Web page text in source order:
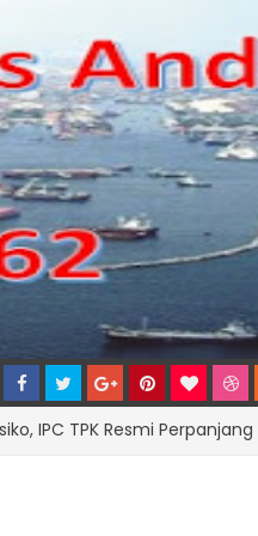
Resmi Perpanjang Sinergi